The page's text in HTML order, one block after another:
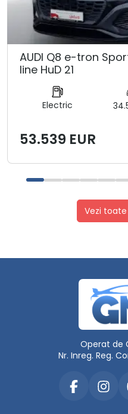
AUDI Q8 e-tron
line HuD 21
Electric
53.539 EUR
Vezi
Operat de
Nr. Inreg. Reg.